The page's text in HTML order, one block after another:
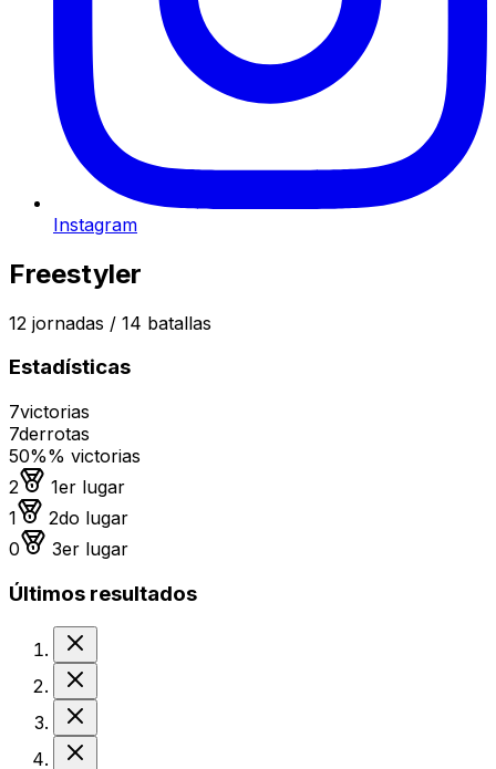
Instagram
Freestyler
12 jornadas / 14 batallas
Estadísticas
7victorias
7derrotas
50%% victorias
2
Medalla de oro
1er lugar
1
Medalla de plata
2do lugar
0
Medalla de bronce
3er lugar
Últimos resultados